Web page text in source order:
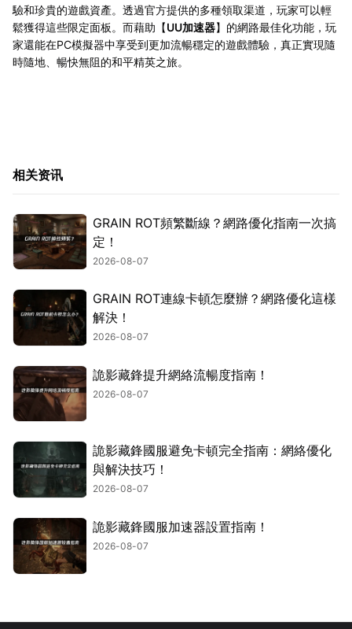
驗和珍貴的遊戲資產。透過官方提供的多種領取渠道，玩家可以輕
鬆獲得這些限定面板。而藉助【UU加速器】的網路最佳化功能，玩
家還能在PC模擬器中享受到更加流暢穩定的遊戲體驗，真正實現隨
時隨地、暢快無阻的和平精英之旅。
相关资讯
GRAIN ROT頻繁斷線？網路優化指南一次搞
定！
2026-08-07
GRAIN ROT連線卡頓怎麼辦？網路優化這樣
解決！
2026-08-07
詭影藏鋒提升網絡流暢度指南！
2026-08-07
詭影藏鋒國服避免卡頓完全指南：網絡優化
與解決技巧！
2026-08-07
詭影藏鋒國服加速器設置指南！
2026-08-07